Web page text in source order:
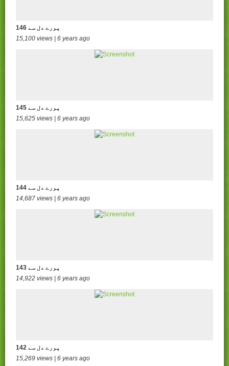
146 پورے دل سے
15,100 views | 6 years ago
145 پورے دل سے
15,625 views | 6 years ago
144 پورے دل سے
14,687 views | 6 years ago
143 پورے دل سے
14,922 views | 6 years ago
142 پورے دل سے
15,269 views | 6 years ago